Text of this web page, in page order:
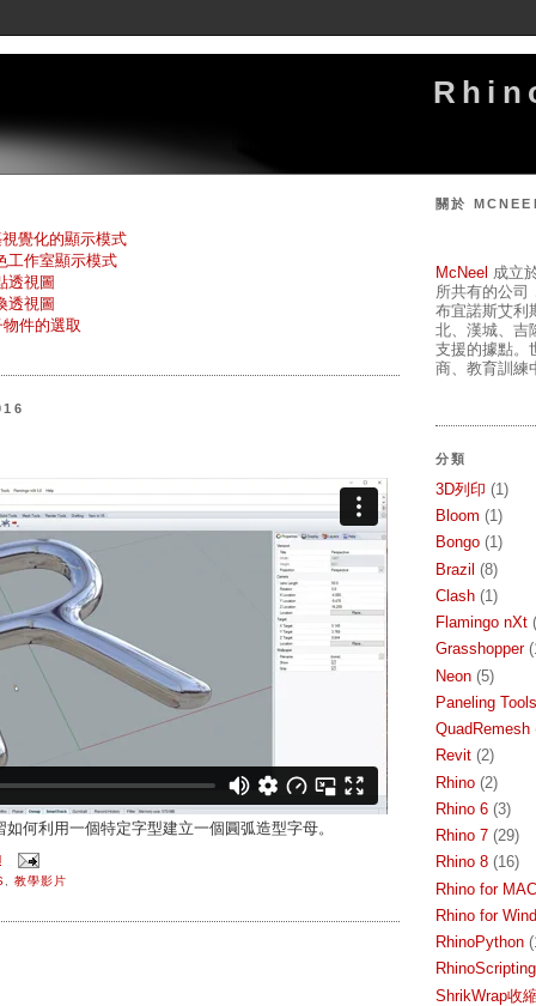
覺化的顯示模式
工作室顯示模式
透視圖
透視圖
件的選取
何利用一個特定字型建立一個圓弧造型字母。
, 教學影片
關於
McNeel 成立
所共有的公司
布宜諾斯艾利
北、漢城、吉
支援的據點。
商、教育訓練
分類
3D列印 (1)
Bloom (1)
Bongo (1)
Brazil (8)
Clash (1)
Flamingo nXt
Grasshopper
Neon (5)
Paneling Tools
QuadRemesh
Revit (2)
Rhino (2)
Rhino 6 (3)
Rhino 7 (29)
Rhino 8 (16)
Rhino for MAC
Rhino for
RhinoPython
RhinoScripting
ShrikWrap收